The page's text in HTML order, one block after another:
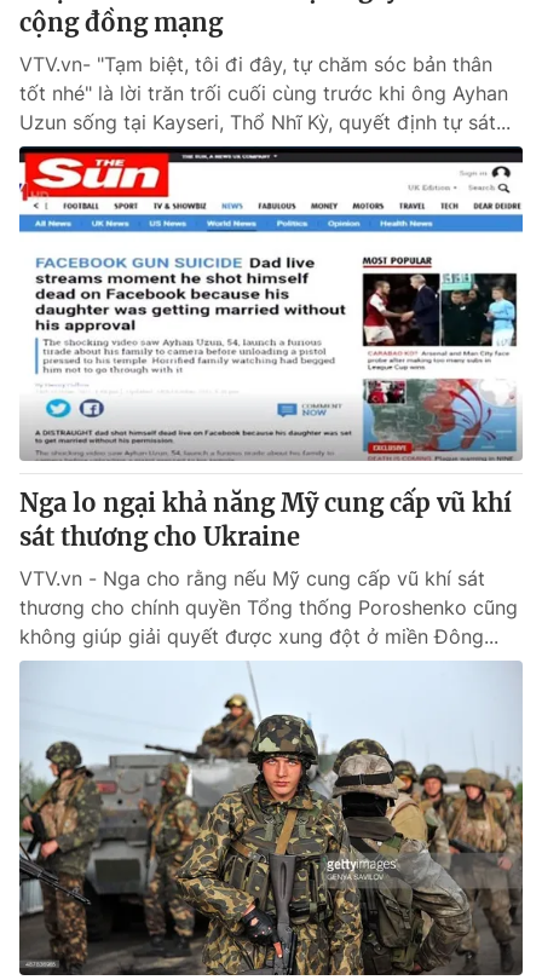
cộng đồng mạng
VTV.vn- "Tạm biệt, tôi đi đây, tự chăm sóc bản thân
tốt nhé" là lời trăn trối cuối cùng trước khi ông Ayhan
Uzun sống tại Kayseri, Thổ Nhĩ Kỳ, quyết định tự sát...
Nga lo ngại khả năng Mỹ cung cấp vũ khí
sát thương cho Ukraine
VTV.vn - Nga cho rằng nếu Mỹ cung cấp vũ khí sát
thương cho chính quyền Tổng thống Poroshenko cũng
không giúp giải quyết được xung đột ở miền Đông...